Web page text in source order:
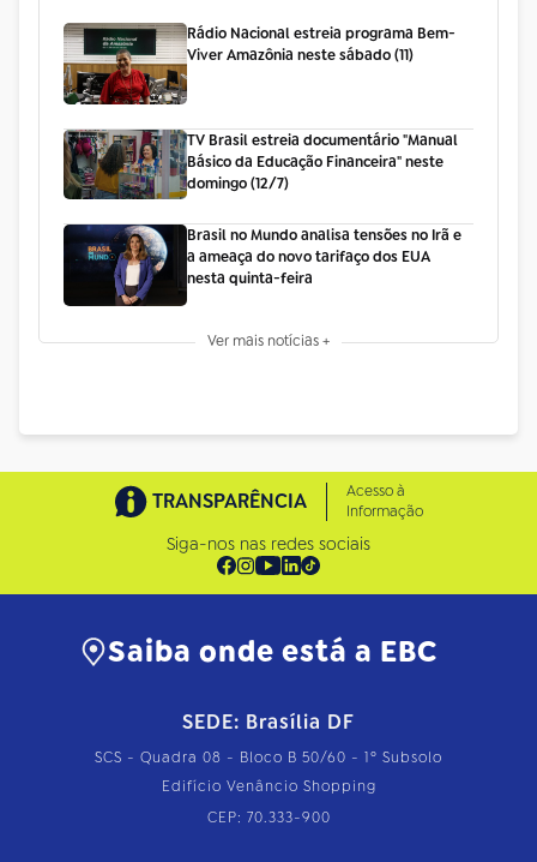
Rádio Nacional estreia programa Bem-
Viver Amazônia neste sábado (11)
TV Brasil estreia documentário "Manual
Básico da Educação Financeira" neste
domingo (12/7)
Brasil no Mundo analisa tensões no Irã e
a ameaça do novo tarifaço dos EUA
nesta quinta-feira
Ver mais notícias +
TRANSPARÊNCIA
Acesso à
Informação
Siga-nos nas redes sociais
Saiba onde está a EBC
SEDE: Brasília DF
SCS - Quadra 08 - Bloco B 50/60 - 1º Subsolo
Edifício Venâncio Shopping
CEP: 70.333-900